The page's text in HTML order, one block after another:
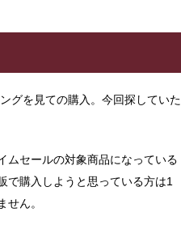
グを見ての購入。今回探していた
ムセールの対象商品になっている
で購入しようと思っている方は1
ん。